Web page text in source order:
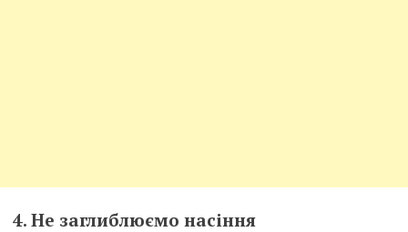
4. Не заглиблюємо насіння